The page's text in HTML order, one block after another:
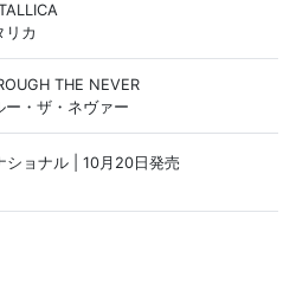
リカ
THE NEVER
ー・ザ・ネヴァー
ショナル | 10月20日発売